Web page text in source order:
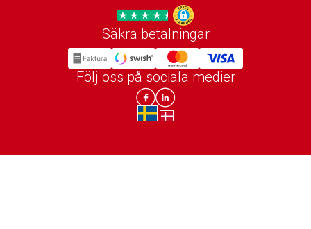
Trygg E-handel
Säkra betalningar
Följ oss på sociala medier
Lomax DK Facebook
Lomax SE LinkIn
sv-SEda-DK